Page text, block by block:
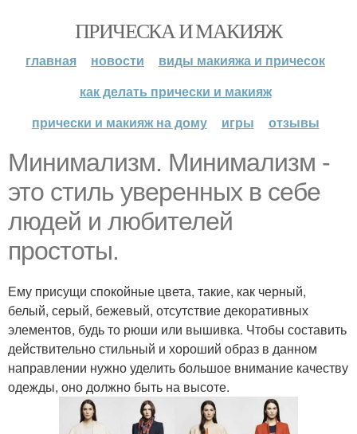
ПРИЧЕСКА И МАКИЯЖ
главная новости
виды макияжа и причесок
как делать прически и макияж
прически и макияж на дому
игры отзывы
Минимализм. Минимализм -
это стиль уверенных в себе
людей и любителей
простоты.
Ему присущи спокойные цвета, такие, как черный,
белый, серый, бежевый, отсутствие декоративных
элементов, будь то рюши или вышивка. Чтобы составить
действительно стильный и хороший образ в данном
направлении нужно уделить большое внимание качеству
одежды, оно должно быть на высоте.